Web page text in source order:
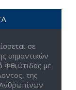
σε
σημαντικών
Φθιώτιδας με
της